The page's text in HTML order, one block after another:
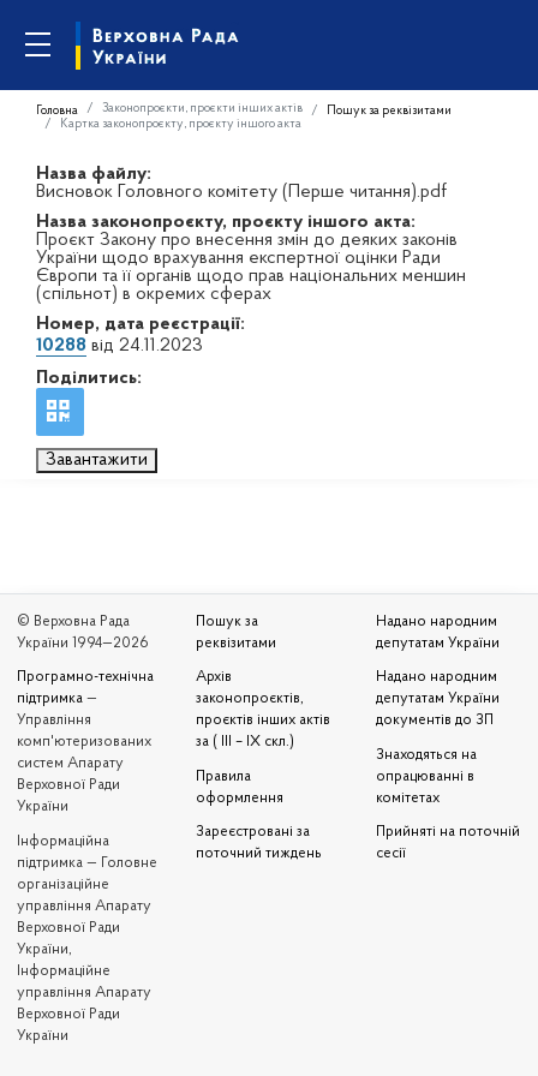
Головна Законопроєкти, проєкти інших актів
Пошук за реквізитами
Картка законопроєкту, проєкту іншого акта
Назва файлу:
Висновок Головного комітету (Перше читання).pdf
Назва законопроєкту, проєкту іншого акта:
Проєкт Закону про внесення змін до деяких законів
України щодо врахування експертної оцінки Ради
Європи та її органів щодо прав національних меншин
(спільнот) в окремих сферах
Номер, дата реєстрації:
10288 від 24.11.2023
Поділитись:
Завантажити
© Верховна Рада
України 1994—2026
Програмно-технічна
підтримка —
Управління
комп'ютеризованих
систем Апарату
Верховної Ради
України
Iнформаційна
підтримка — Головне
організаційне
управління Апарату
Верховної Ради
України,
Інформаційне
управління Апарату
Верховної Ради
України
Пошук за
реквізитами
Архів
законопроєктів,
проєктів інших актів
за ( III – IX скл.)
Правила
оформлення
Зареєстровані за
поточний тиждень
Надано народним
депутатам України
Надано народним
депутатам України
документів до ЗП
Знаходяться на
опрацюванні в
комітетах
Прийняті на поточній
сесії